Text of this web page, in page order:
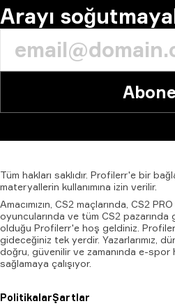
Arayı
Abone
Tüm hakları saklıdır. Profilerr'e bir
materyallerin kullanımına izin verilir.
Amacımızın, CS2 maçlarında, CS2
oyuncularında ve tüm CS2 pazarında
olduğu Profilerr'e hoş geldiniz.
gideceğiniz tek yerdir. Yazarlarımız,
doğru, güvenilir ve zamanında e-
sağlamaya çalışıyor.
PolitikalarŞartlar